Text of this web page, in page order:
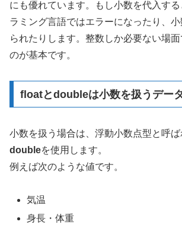
にも優れています。もし小数を代入す
ラミング言語ではエラーになったり、
られたりします。整数しか必要ない場
のが基本です。
floatとdoubleは小数を扱うデー
小数を扱う場合は、浮動小数点型と呼ば
doubleを使用します。
例えば次のような値です。
気温
身長・体重